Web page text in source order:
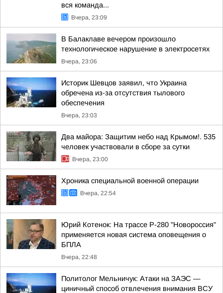
вся команда...
Вчера, 23:09
В Балаклаве вечером произошло
технологическое нарушение в электросетях
Вчера, 23:06
Историк Шевцов заявил, что Украина
обречена из-за отсутствия тылового
обеспечения
Вчера, 23:03
Два майора: Защитим небо над Крымом!. 535
человек участвовали в сборе за сутки
Вчера, 23:00
Хроника специальной военной операции
Вчера, 22:54
Юрий Котенок: На трассе Р-280 "Новороссия"
применяется новая система оповещения о
БПЛА
Вчера, 22:48
Политолог Мельничук: Атаки на ЗАЭС —
циничный способ отвлечения внимания ВСУ